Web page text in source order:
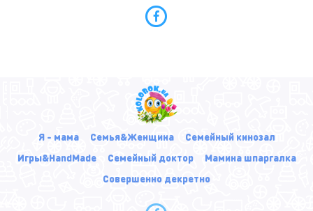
Я - мама Семья&Женщина
Семейный кинозал
Игры&HandMade
Семейный доктор
Мамина шпаргалка
Совершенно декретно